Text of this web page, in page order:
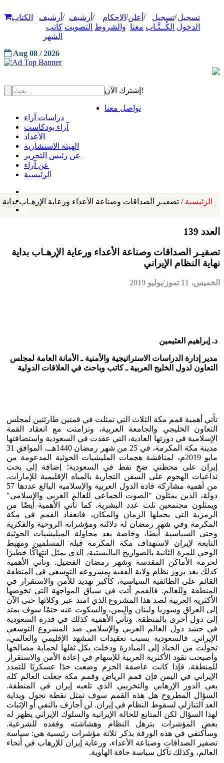
تسجيل
الدخول
/تسجيل
الكُــتَّـاب
/ أعلن
معنا
/ الاحكام
والشروط
/ أرشيف
التصويت
/ أرشيف
كاتب
الشهر
الكتاب
Aug 08 / 2026
إشترك الآن!
تواصل معنا
دراسات آراء
آراء بودكاست
الأعداد
الهيئة الاستشارية
عن رئيس التحرير
عن آراء
الرئيسية
الرئيسية / تصفيـر الصداقات وصناعة الأعداء ورعاية الإرهـاب بداية
العدد 139
تصفيـر الصداقات وصناعة الأعداء ورعاية الإرهـاب بداية
نهاية النظام الإيراني
الخميس، 11 تموز/يوليو 2019
د. إبراهيم العثيمين
مدير إدارة الدراسات الاستراتيجية والأمنية ـ الأمانة العامة لمجلس
التعاون لدول الخليج العربية ـ كاتب وباحث في العلاقات الدولية
تأتي أهمية قمم مكة الثلاث التي تمثلت في قمتين طارئتين لمجلس
التعاون الخليجي والجامعة العربية، وتزامنت مع انعقاد القمة
الإسلامية في دورتها العادية، التي عقدت في السعودية واستضافتها
مدينة مكة المكرمة، في 25 من شهر رمضان 1440هــ، الموافق 31
مايو 2019م، لمناقشة هجمات المليشيات الحوثية المدعومة من
إيران على محطتي ضخ نفط في السعودية؛ إضافة إلى بحث
تداعيات الهجوم على السفن التجارية بالمياه الإقليمية للإمارات،
من أهمية مشاركة قادة الدول العربية والإسلامية البالغ عددها 57
دولة، الذين يمثلون "الصوت الجماعي للعالم العربي والإسلامي"
ويمثلون مجتمعين ثلث عدد البشرية. كما تأتي الأهمية أيضًا من
الرمزية التي يحملها الزمان والمكان، فانعقاد القمم في مكة
المكرمة وفي شهر رمضان له دلالته ومؤشراته الروحية والفكرية
وحتى السياسية أيضًا، وخاصة بعد محاولة الميليشيات الحوثية
التابعة لإيران لاستهداف مكة المكرمة قبلة المسلمين ومهبط
الوحي للمرة الثانية بالصواريخ الباليستية، الذي يمثل انتهاكًا خطيرًا
لحرمة الأماكن المقدسة وشهر رمضان الفضيل. وتأتي الأهمية
كذلك بعد بروز نظام ولاية الفقيه بمشروعه التوسعي في المنطقة
القائم على الطائفية السياسية، كأكبر تهديد للأمن والاستقرار في
المنطقة وللعالم. فالقمم أتت في سياق المواجهة التي تخوضها
الأكثرية العربية لصد هذا المشروع الذي امتد عبر وكلائها حتى الآن
إلى العراق وسوريا ولبنان واليمن، والسكوت عنه حتمًا سوف يمتد
إلى دول أخرى بالمنطقة. وتأتي الأهمية كذلك في قدرة السعودية
في حشد دول العالم العربي والإسلامي ضد المشروع التوسعي
الإيراني. فالسعودية بسبب تعقيدات المشهد الإقليمي والعالمي،
تحولت من الحياد إلى المبادرة ودخلت بكل ثقلها لحماية مصالحها
وأصبحت تقود الأكثرية العربية للإسهام في إعادة الأمن والاستقرار
للمنطقة. فإذا كانت عاصفة الحزم وضعت حدًا عسكريًا للتمدد
الإيراني في اليمن فإن قمم الرياض وقمم مكة جعلت العالم كله
يعي الدور الإرهابي والتخريبي الذي تلعبه إيران في المنطقة.
السؤال المطروح هل هذه القمم سوف تمثل نقطة تحول وبداية
العد التنازلي لسقوط النظام في إيران. لن أجازف بالنفي أو الإثبات
لهذا السؤال لكن المتابع للحالة الإيرانية والسلوك الإيراني يظهر له
بعض المؤشرات بترهل النظام وهشاشته وفقده للشرعية.
وسأكتفي في هذه الورقة بذكر ثلاثة مؤشرات رئيسية هي: سياسة
تصفير الصداقات وصناعة الأعداء، ورعاية إيران للإرهاب في أنحاء
العالم، وكذلك تآكل سياسة حافة الهاوية.